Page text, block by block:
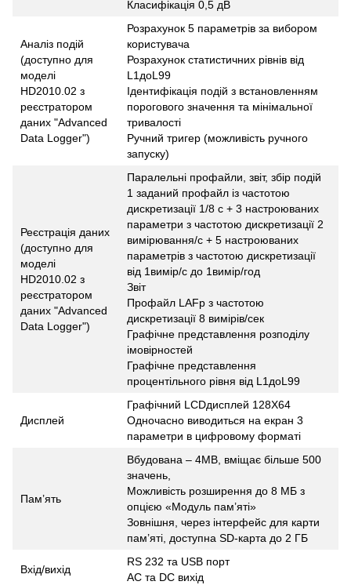
Класифікація 0,5 дВ
Аналіз подій
(доступно для
моделі
HD2010.02 з
реєстратором
даних "Advanced
Data Logger")
Розрахунок 5 параметрів за вибором
користувача
Розрахунок статистичних рівнів від
L1доL99
Ідентифікація подій з встановленням
порогового значення та мінімальної
тривалості
Ручний тригер (можливість ручного
запуску)
Реєстрація даних
(доступно для
моделі
HD2010.02 з
реєстратором
даних "Advanced
Data Logger")
Паралельні профайли, звіт, збір подій
1 заданий профайл із частотою
дискретизації 1/8 с + 3 настроюваних
параметри з частотою дискретизації 2
вимірювання/с + 5 настроюваних
параметрів з частотою дискретизації
від 1вимір/с до 1вимір/год
Звіт
Профайл LAFp з частотою
дискретизації 8 вимірів/сек
Графічне представлення розподілу
імовірностей
Графічне представлення
процентільного рівня від L1доL99
Дисплей
Графічний LCDдисплей 128Х64
Одночасно виводиться на екран 3
параметри в цифровому форматі
Пам’ять
Вбудована – 4МВ, вміщає більше 500
значень,
Можливість розширення до 8 МБ з
опцією «Модуль пам’яті»
Зовнішня, через інтерфейс для карти
пам’яті, доступна SD-карта до 2 ГБ
Вхід/вихід
RS 232 та USB порт
AC та DC вихід